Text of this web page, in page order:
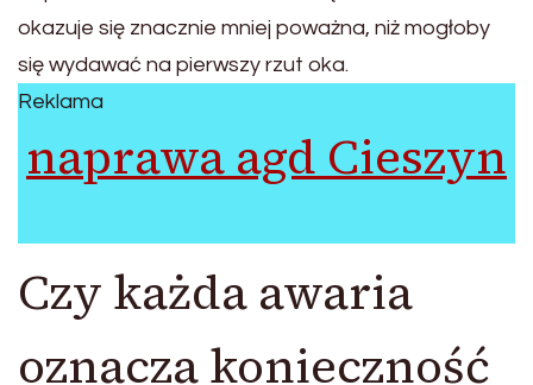
okazuje się znacznie mniej poważna, niż mogłoby
się wydawać na pierwszy rzut oka.
Reklama
naprawa agd Cieszyn
Czy każda awaria
oznacza konieczność